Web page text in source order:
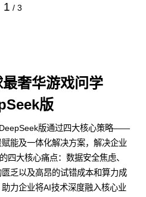
2 / 3
奢华游戏问学
版
版通过四大核心策略——
能及一体化解决方案，解决企业
四大核心痛点：数据安全焦虑、
乏以及高昂的试错成本和算力成
力企业将AI技术深度融入核心业